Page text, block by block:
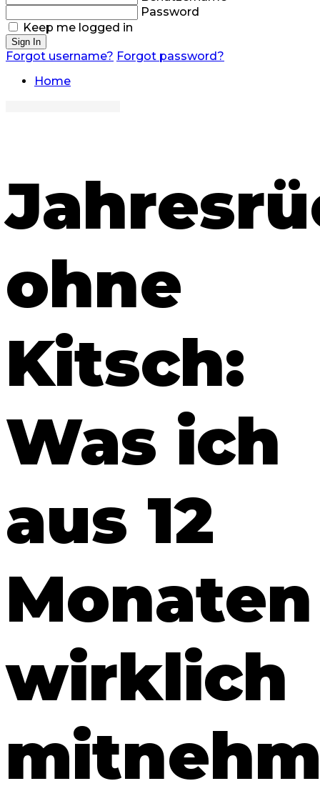
Password
Keep me logged in
Sign In
Forgot username? Forgot password?
Home
ohne
Kitsch:
Was ich
aus 12
Monaten
wirklich